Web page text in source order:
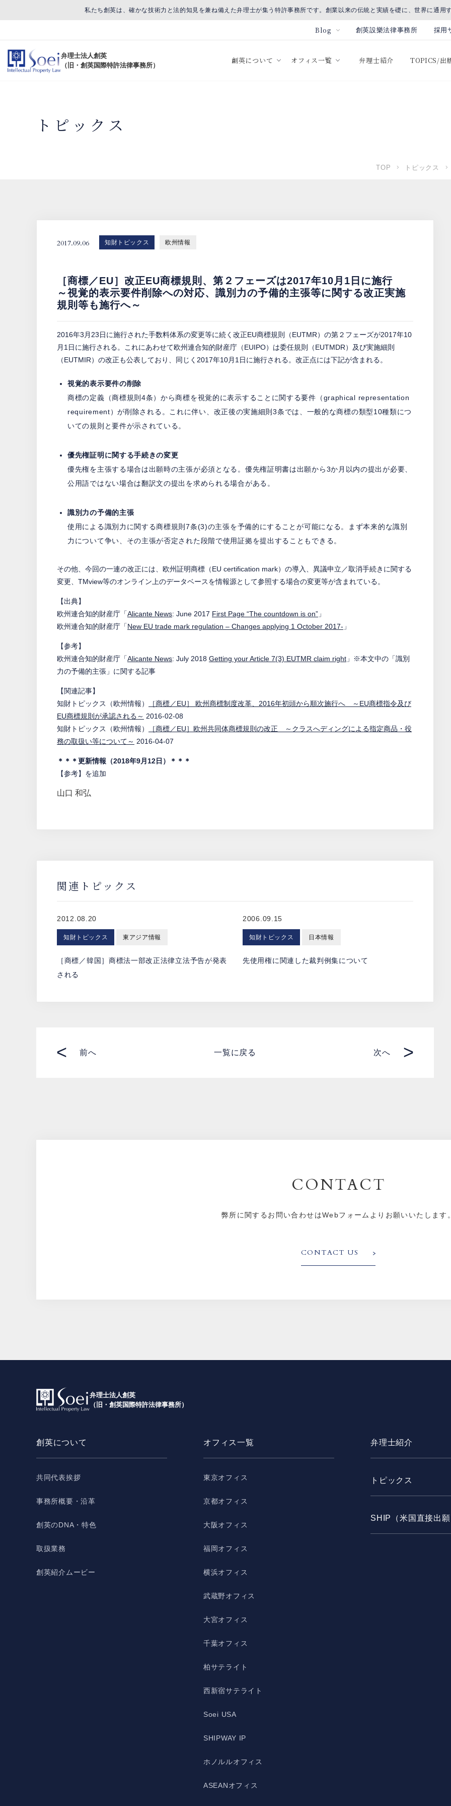
私たち創英は、確かな技術力と法的知見を兼ね備えた弁理士が集う特許事務所です。創業以来の伝統と実績を礎に、世界に通用
Blog 創英設樂法律事務所 採用
弁理士法人創英
（旧・創英国際特許法律事務所）
創英について オフィス一覧 弁理士紹介 TOPICS/出
トピックス
TOP トピックス
2017.09.06 知財トピックス 欧州情報
［商標／EU］改正EU商標規則、第２フェーズは2017年10月1日に施行
～視覚的表示要件削除への対応、識別力の予備的主張等に関する改正実施
規則等も施行へ～
2016年3月23日に施行された手数料体系の変更等に続く改正EU商標規則（EUTMR）の第２フェーズが2017年10
月1日に施行される。これにあわせて欧州連合知的財産庁（EUIPO）は委任規則（EUTMDR）及び実施細則
（EUTMIR）の改正も公表しており、同じく2017年10月1日に施行される。改正点には下記が含まれる。
視覚的表示要件の削除
商標の定義（商標規則4条）から商標を視覚的に表示することに関する要件（graphical representation
requirement）が削除される。これに伴い、改正後の実施細則3条では、一般的な商標の類型10種類につ
いての規則と要件が示されている。
優先権証明に関する手続きの変更
優先権を主張する場合は出願時の主張が必須となる。優先権証明書は出願から3か月以内の提出が必要、
公用語ではない場合は翻訳文の提出を求められる場合がある。
識別力の予備的主張
使用による識別力に関する商標規則7条(3)の主張を予備的にすることが可能になる。まず本来的な識別
力について争い、その主張が否定された段階で使用証拠を提出することもできる。
その他、今回の一連の改正には、欧州証明商標（EU certification mark）の導入、異議申立／取消手続きに関する
変更、TMview等のオンライン上のデータベースを情報源として参照する場合の変更等が含まれている。
【出典】
欧州連合知的財産庁「Alicante News: June 2017 First Page “The countdown is on” 」
欧州連合知的財産庁「New EU trade mark regulation – Changes applying 1 October 2017- 」
【参考】
欧州連合知的財産庁「Alicante News: July 2018 Getting your Article 7(3) EUTMR claim right 」※本文中の「識別
力の予備的主張」に関する記事
【関連記事】
知財トピックス（欧州情報）
［商標／EU］ 欧州商標制度改革、2016年初頭から順次施行へ ～EU商標指令及び
EU商標規則が承認される～ 2016-02-08
知財トピックス（欧州情報）
［商標／EU］欧州共同体商標規則の改正 ～クラスへディングによる指定商品・役
務の取扱い等について～ 2016-04-07
＊＊＊更新情報（2018年9月12日）＊＊＊
【参考】を追加
山口 和弘
関連トピックス
2012.08.20
知財トピックス 東アジア情報
［商標／韓国］商標法一部改正法律立法予告が発表
される
2006.09.15
知財トピックス 日本情報
先使用権に関連した裁判例集について
< 前へ 一覧に戻る 次へ >
CONTACT
弊所に関するお問い合わせはWebフォームよりお願いいたします
CONTACT US
弁理士法人創英
（旧・創英国際特許法律事務所）
創英について
共同代表挨拶
事務所概要・沿革
創英のDNA・特色
取扱業務
創英紹介ムービー
オフィス一覧
東京オフィス
京都オフィス
大阪オフィス
福岡オフィス
横浜オフィス
武蔵野オフィス
大宮オフィス
千葉オフィス
柏サテライト
西新宿サテライト
Soei USA
SHIPWAY IP
ホノルルオフィス
ASEANオフィス
弁理士紹介
トピックス
SHIP（米国直接出